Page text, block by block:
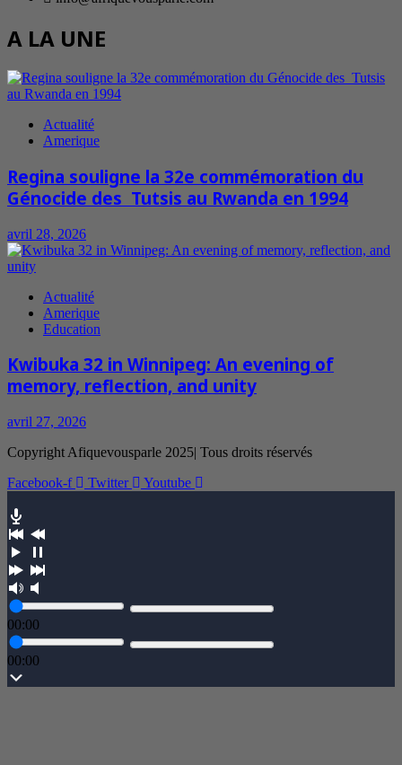
A LA UNE
Actualité
Amerique
Regina souligne la 32e commémoration du
Génocide des Tutsis au Rwanda en 1994
avril 28, 2026
Actualité
Amerique
Education
Kwibuka 32 in Winnipeg: An evening of
memory, reflection, and unity
avril 27, 2026
Copyright Afiquevousparle 2025| Tous droits réservés
Facebook-f
Twitter Youtube
00:00
00:00